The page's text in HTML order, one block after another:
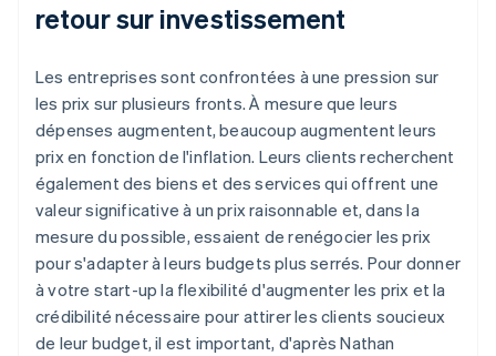
retour sur investissement
Les entreprises sont confrontées à une pression sur
les prix sur plusieurs fronts. À mesure que leurs
dépenses augmentent, beaucoup augmentent leurs
prix en fonction de l'inflation. Leurs clients recherchent
également des biens et des services qui offrent une
valeur significative à un prix raisonnable et, dans la
mesure du possible, essaient de renégocier les prix
pour s'adapter à leurs budgets plus serrés. Pour donner
à votre start-up la flexibilité d'augmenter les prix et la
crédibilité nécessaire pour attirer les clients soucieux
de leur budget, il est important, d'après Nathan